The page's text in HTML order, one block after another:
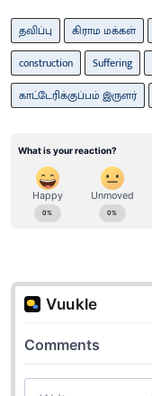
தவிப்பு கிராம மக்கள்
construction
Suffering
காட்டேரிக்குப்பம் இருளர்